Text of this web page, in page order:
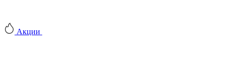
Акции